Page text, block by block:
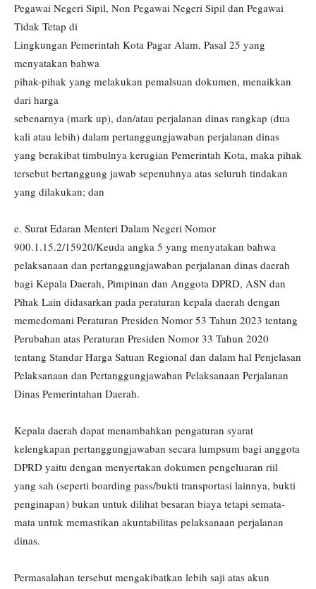
Pegawai Negeri Sipil, Non Pegawai Negeri Sipil dan Pegawai
Tidak Tetap di
Lingkungan Pemerintah Kota Pagar Alam, Pasal 25 yang
menyatakan bahwa
pihak-pihak yang melakukan pemalsuan dokumen, menaikkan
dari harga
sebenarnya (mark up), dan/atau perjalanan dinas rangkap (dua
kali atau lebih) dalam pertanggungjawaban perjalanan dinas
yang berakibat timbulnya kerugian Pemerintah Kota, maka pihak
tersebut bertanggung jawab sepenuhnya atas seluruh tindakan
yang dilakukan; dan
e. Surat Edaran Menteri Dalam Negeri Nomor
900.1.15.2/15920/Keuda angka 5 yang menyatakan bahwa
pelaksanaan dan pertanggungjawaban perjalanan dinas daerah
bagi Kepala Daerah, Pimpinan dan Anggota DPRD, ASN dan
Pihak Lain didasarkan pada peraturan kepala daerah dengan
memedomani Peraturan Presiden Nomor 53 Tahun 2023 tentang
Perubahan atas Peraturan Presiden Nomor 33 Tahun 2020
tentang Standar Harga Satuan Regional dan dalam hal Penjelasan
Pelaksanaan dan Pertanggungjawaban Pelaksanaan Perjalanan
Dinas Pemerintahan Daerah.
Kepala daerah dapat menambahkan pengaturan syarat
kelengkapan pertanggungjawaban secara lumpsum bagi anggota
DPRD yaitu dengan menyertakan dokumen pengeluaran riil
yang sah (seperti boarding pass/bukti transportasi lainnya, bukti
penginapan) bukan untuk dilihat besaran biaya tetapi semata-
mata untuk memastikan akuntabilitas pelaksanaan perjalanan
dinas.
Permasalahan tersebut mengakibatkan lebih saji atas akun